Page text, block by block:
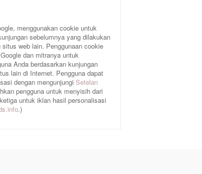
menggunakan cookie untuk
sebelumnya yang dilakukan
web lain. Penggunaan cookie
dan mitranya untuk
Anda berdasarkan kunjungan
lain di Internet. Pengguna dapat
dengan mengunjungi Setelan
pengguna untuk menyisih dari
untuk iklan hasil personalisasi
.)